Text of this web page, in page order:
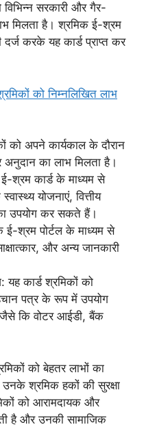
सरकारी और गैर-
मिलता है। श्रमिक ई-श्रम
करके यह कार्ड प्राप्त कर
को निम्नलिखित लाभ
को अपने कार्यकाल के दौरान
का लाभ मिलता है।
श्रम कार्ड के माध्यम से
योजनाएं, वित्तीय
उपयोग कर सकते हैं।
ई-श्रम पोर्टल के माध्यम से
और अन्य जानकारी
यह कार्ड श्रमिकों को
पत्र के रूप में उपयोग
कि वोटर आईडी, बैंक
को बेहतर लाभों का
श्रमिक हकों की सुरक्षा
को आरामदायक और
है और उनकी सामाजिक